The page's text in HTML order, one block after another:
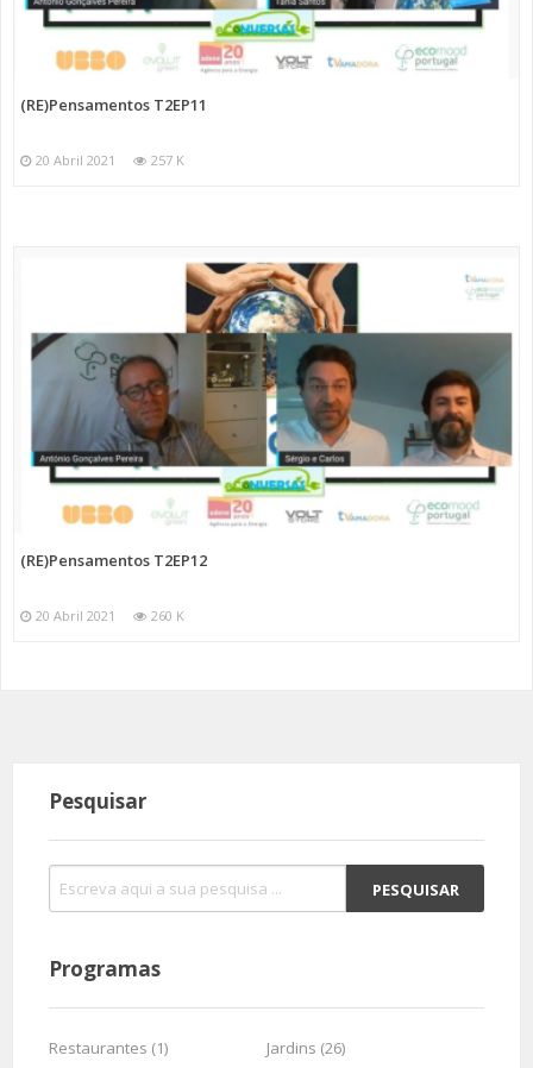
(RE)Pensamentos T2EP11
20 Abril 2021 257 K
(RE)Pensamentos T2EP12
20 Abril 2021 260 K
Pesquisar
Programas
Restaurantes (1)
Jardins (26)